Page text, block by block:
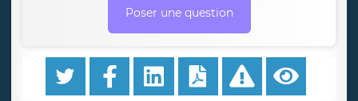
Poser une question